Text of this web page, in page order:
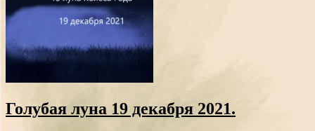
Голубая луна 19 декабря 2021.